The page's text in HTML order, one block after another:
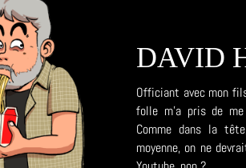
DAVID
Officiant avec mon
folle m'a pris de
Comme dans la
moyenne, on ne